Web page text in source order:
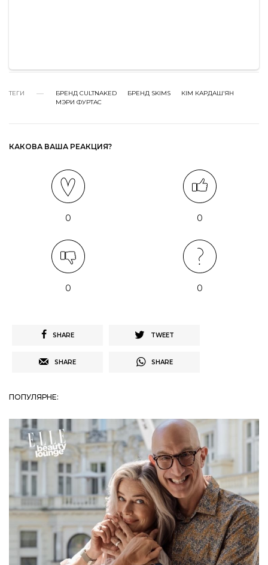
ТЕГИ БРЕНД CULTNAKED БРЕНД SKIMS
КІМ КАРДАШʼЯН
МЭРИ ФУРТАС
КАКОВА ВАША РЕАКЦИЯ?
0 0
0 0
SHARE TWEET
SHARE SHARE
ПОПУЛЯРНЕ: